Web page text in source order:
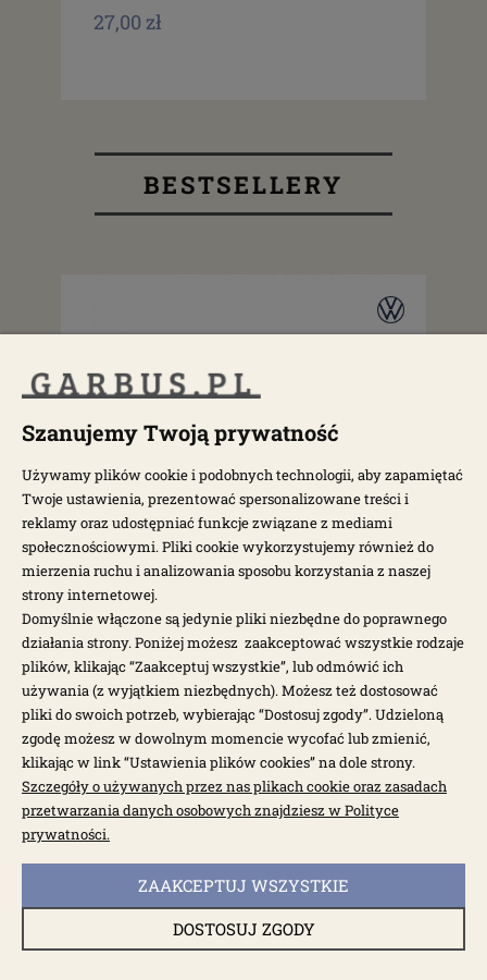
27,00 zł
BESTSELLERY
dostępne: powyżej 200 szt.
Spinka / zaczep boczków drzwi T1, T2,
Typ3 1szt.
1,00 zł
INFORMACJE
MOJE KONTO
POPULARNE KATEGORIE
Szanujemy Twoją prywatność
Używamy plików cookie i podobnych technologii, aby zapamiętać
Twoje ustawienia, prezentować spersonalizowane treści i
reklamy oraz udostępniać funkcje związane z mediami
społecznościowymi. Pliki cookie wykorzystujemy również do
mierzenia ruchu i analizowania sposobu korzystania z naszej
strony internetowej.
Domyślnie włączone są jedynie pliki niezbędne do poprawnego
działania strony. Poniżej możesz zaakceptować wszystkie rodzaje
plików, klikając “Zaakceptuj wszystkie”, lub odmówić ich
używania (z wyjątkiem niezbędnych). Możesz też dostosować
pliki do swoich potrzeb, wybierając “Dostosuj zgody”. Udzieloną
zgodę możesz w dowolnym momencie wycofać lub zmienić,
klikając w link “Ustawienia plików cookies” na dole strony.
Szczegóły o używanych przez nas plikach cookie oraz zasadach
przetwarzania danych osobowych znajdziesz w Polityce
prywatności.
DOSTOSUJ ZGODY
ZAAKCEPTUJ WSZYSTKIE